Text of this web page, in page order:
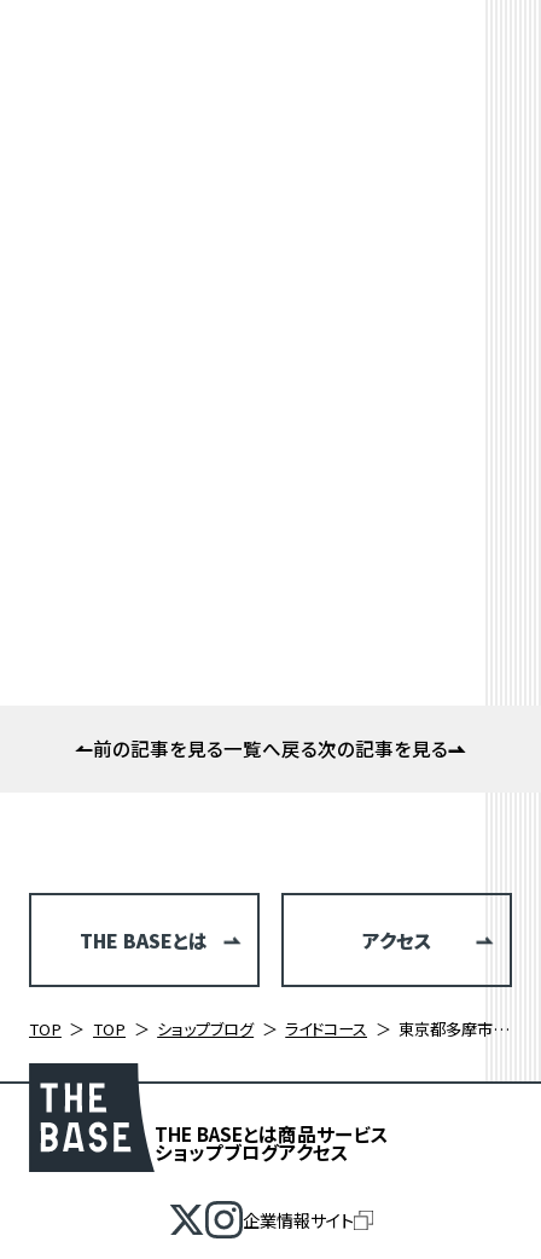
前の記事を見る一覧へ戻る次の記事を見る
THE BASEとは アクセス
TOP TOP ショップブログ ライドコース 東京都多摩市 尾根幹と桜ヶ丘いろは坂
THE BASEとは商品サービス
ショップブログアクセス
企業情報サイト